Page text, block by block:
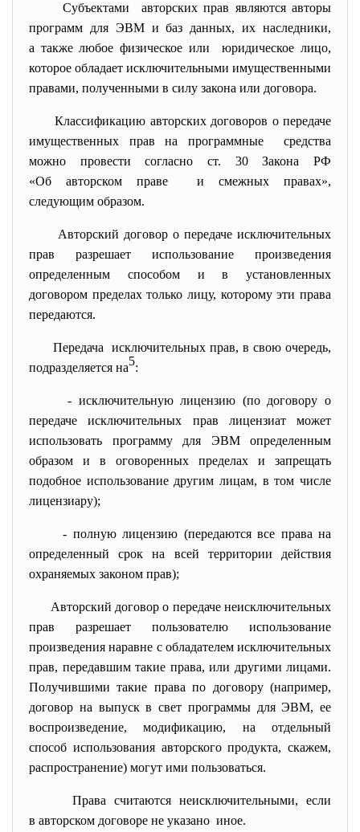
Субъектами авторских прав являются авторы
программ для ЭВМ и баз данных, их наследники,
а также любое физическое или юридическое лицо,
которое обладает исключительными имущественными
правами, полученными в силу закона или договора.
Классификацию авторских договоров о передаче
имущественных прав на программные средства
можно провести согласно ст. 30 Закона РФ
«Об авторском праве и смежных правах»,
следующим образом.
Авторский договор о передаче исключительных
прав разрешает использование произведения
определенным способом и в установленных
договором пределах только лицу, которому эти права
передаются.
Передача исключительных прав, в свою очередь,
подразделяется на5:
- исключительную лицензию (по договору о
передаче исключительных прав лицензиат может
использовать программу для ЭВМ определенным
образом и в оговоренных пределах и запрещать
подобное использование другим лицам, в том числе
лицензиару);
- полную лицензию (передаются все права на
определенный срок на всей территории действия
охраняемых законом прав);
Авторский договор о передаче неисключительных
прав разрешает пользователю использование
произведения наравне с обладателем исключительных
прав, передавшим такие права, или другими лицами.
Получившими такие права по договору (например,
договор на выпуск в свет программы для ЭВМ, ее
воспроизведение, модификацию, на отдельный
способ использования авторского продукта, скажем,
распространение) могут ими пользоваться.
Права считаются неисключительными, если
в авторском договоре не указано иное.